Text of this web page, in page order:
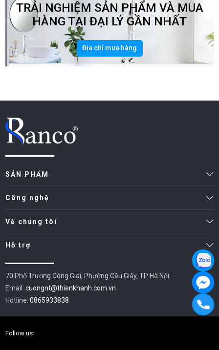
TRẢI NGHIỆM SẢN PHẨM VÀ MUA
HÀNG TẠI ĐẠI LÝ GẦN NHẤT
Địa chỉ mua hàng
SẢN PHẨM
Công nghệ
Về chúng tôi
Hỗ trợ
70 Phố Trương Công Giai, Phường Cầu Giấy, TP Hà Nội
Email: cuongnt@thienkhanh.com.vn
Hotline: 0865933838
Follow us: